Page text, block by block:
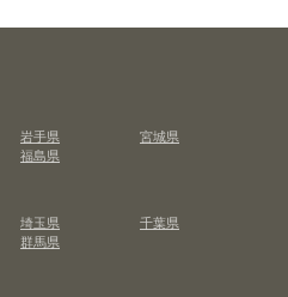
岩手県
宮城県
福島県
埼玉県
千葉県
群馬県